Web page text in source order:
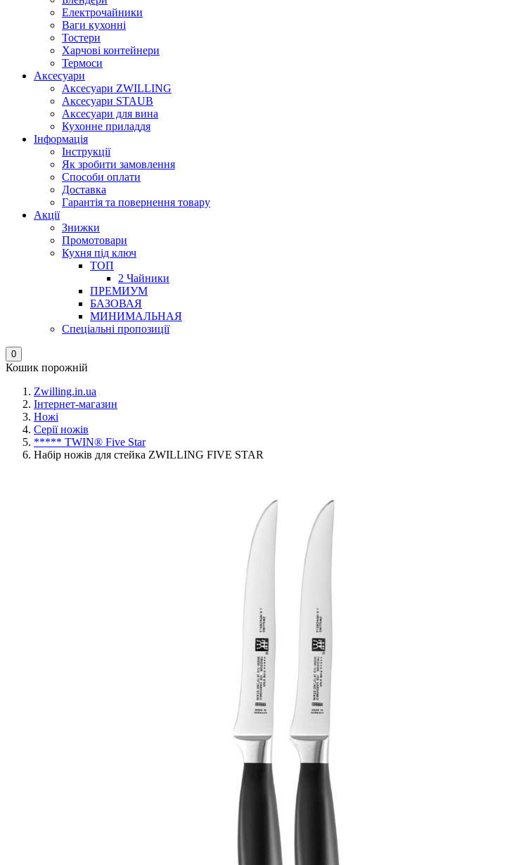
Електрочайники
Ваги кухонні
Тостери
Харчові контейнери
Термоси
Аксесуари
Аксесуари ZWILLING
Аксесуари STAUB
Аксесуари для вина
Кухонне приладдя
Інформація
Інструкції
Як зробити замовлення
Способи оплати
Доставка
Гарантія та повернення товару
Акції
Знижки
Промотовари
Кухня під ключ
ТОП
2 Чайники
ПРЕМИУМ
БАЗОВАЯ
МИНИМАЛЬНАЯ
Спеціальні пропозиції
0
Кошик порожній
Zwilling.in.ua
Інтернет-магазин
Ножі
Серії ножів
***** TWIN® Five Star
Набір ножів для стейка ZWILLING FIVE STAR